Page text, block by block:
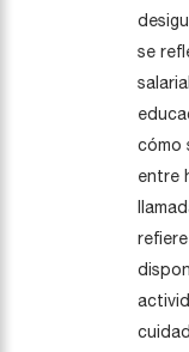
se
cómo
entre